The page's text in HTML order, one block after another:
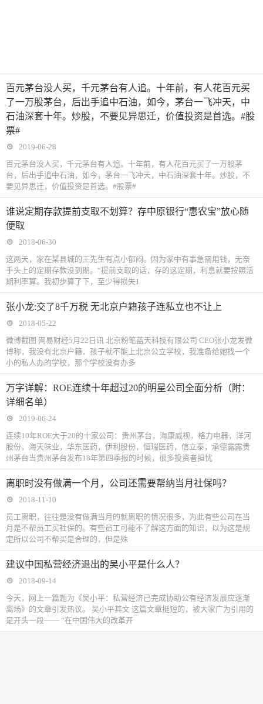
百元茅台没人买，千元茅台有人追。十年前，有人花百元买
了一万股茅台，后出手追中石油，如今，茅台一飞冲天，中
石油深套十年。炒股，不要见异思迁，价值投资是首选。#股
票#
2019-06-28
百元茅台没人买，千元茅台有人追。十年前，有人花百元买了一万股茅
台，后出手追中石油，如今，茅台一飞冲天，中石油深套十年。炒股，不
要见异思迁，价值投资是首选。#股票#
谁说定期存款提前支取不划算？存中原银行“惠农宝”放心随
便取
2018-06-30
这两天，家在某县城的王先生有点小郁闷。因为家中有事急需用钱，无奈
手头上的定期存款没到期。“提前支取的话，存的这定期，利息就要按照活
期利率算。我初步算了下，至少得损失1
张小龙:交了8千万税 无北京户籍孩子连私立也不让上
2018-05-22
微博截图 网易财经5月22日讯 北京粉笔蓝天科技有限公司 CEO张小龙发微
博称，我没有北京户籍，孩子就不能上北京公立学校，我准备给她找一个
小的私人办的学校，那个学校没有办多
万字详解：ROE连续十年超过20的明星公司全面分析（附：
详细名单）
2019-06-24
连续10年ROE大于20的十家公司：贵州茅台，海康威视，格力电器，洋河
股份，海天味业，华东医药，伊利股份，恒瑞医药，信立泰，承德露露贵
州茅台当贵州茅台发布18年第四季报的时候，很多投资者担忧
离职时没有做满一个月，公司还需要帮纳当月社保吗？
2018-11-10
​员工离职，往往是没有做满当月的就离职的情况很多，为此有些公司在当
月是不帮员工买社保的。有些员工可能不了解这方面的知识，以为这是规
定所以公司不帮买是合理的，但是殊
建议中国私营经济退出的吴小平是什么人？
2018-09-14
今天，网上一篇题为《吴小平：私营经济已完成协助公有经济发展应逐渐
离场》的文章引发热议。 吴小平其文 这篇文章挺短的，被大家广为引用的
是开头一段—— “在中国伟大的改革开